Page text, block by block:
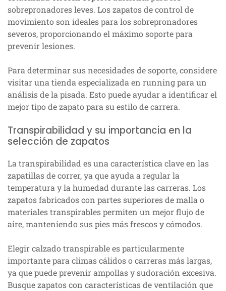
sobrepronadores leves. Los zapatos de control de
movimiento son ideales para los sobrepronadores
severos, proporcionando el máximo soporte para
prevenir lesiones.
Para determinar sus necesidades de soporte, considere
visitar una tienda especializada en running para un
análisis de la pisada. Esto puede ayudar a identificar el
mejor tipo de zapato para su estilo de carrera.
Transpirabilidad y su importancia en la
selección de zapatos
La transpirabilidad es una característica clave en las
zapatillas de correr, ya que ayuda a regular la
temperatura y la humedad durante las carreras. Los
zapatos fabricados con partes superiores de malla o
materiales transpirables permiten un mejor flujo de
aire, manteniendo sus pies más frescos y cómodos.
Elegir calzado transpirable es particularmente
importante para climas cálidos o carreras más largas,
ya que puede prevenir ampollas y sudoración excesiva.
Busque zapatos con características de ventilación que